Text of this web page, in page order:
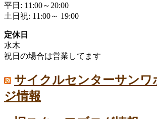
平日: 11:00～20:00
土日祝: 11:00～ 19:00
定休日
水木
祝日の場合は営業してます
サイクルセンターサンワ
ジ情報